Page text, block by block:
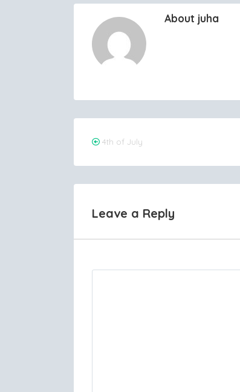
About juha
Post
navigation
4th of July
Leave a Reply